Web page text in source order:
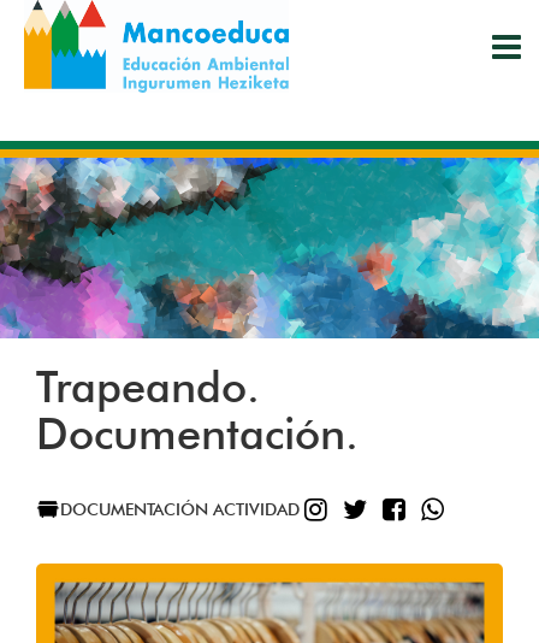
Pasar
contenido
principal
Trapeando.
Documentación.
DOCUMENTACIÓN ACTIVIDAD